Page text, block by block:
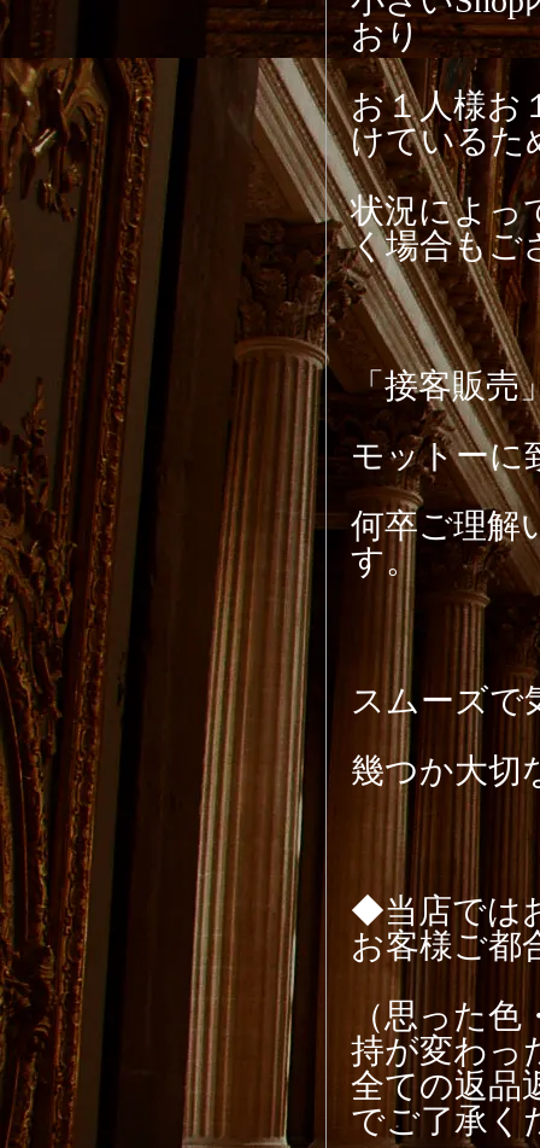
おり
お１人様お
けているた
状況によっ
く場合もご
「接客販
モットーに
何卒ご理解
す。
スムーズで
幾つか大切
◆当店では
お客様ご都
（思った
持が変わっ
全ての返品
でご了承く